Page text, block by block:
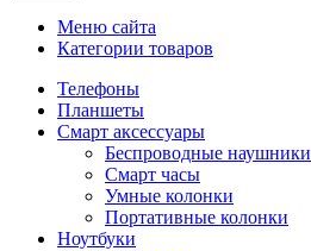
Меню сайта
Категории товаров
Телефоны
Планшеты
Смарт аксессуары
Беспроводные наушники
Смарт часы
Умные колонки
Портативные колонки
Ноутбуки